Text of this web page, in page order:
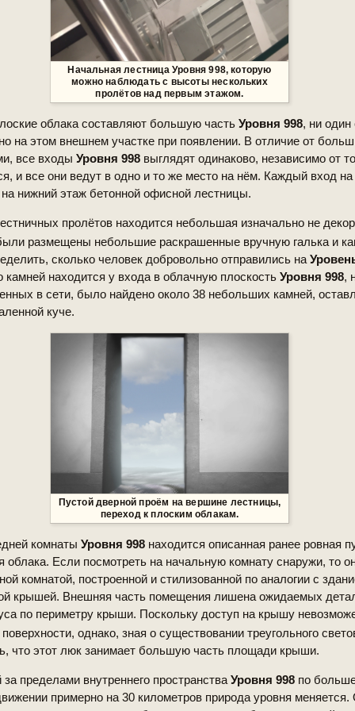
Начальная лестница Уровня 998, которую
можно наблюдать с высоты нескольких
пролётов над первым этажом.
облака составляют большую часть Уровня 998, ни один
на этом внешнем участке при появлении. В отличие от
все входы Уровня 998 выглядят одинаково, независимо от
и все они ведут в одно и то же место на нём. Каждый вход на
на нижний этаж бетонной офисной лестницы.
пролётов находится небольшая изначально не
размещены небольшие раскрашенные вручную галька и
сколько человек добровольно отправились на
камней находится у входа в облачную плоскость Уровня 998,
в сети, было найдено около 38 небольших камней,
куче.
Пустой дверной проём на вершине лестницы,
переход к плоским облакам.
комнаты Уровня 998 находится описанная ранее ровная
Если посмотреть на начальную комнату снаружи, то
комнатой, построенной и стилизованной по аналогии с
крышей. Внешняя часть помещения лишена ожидаемых
по периметру крыши. Поскольку доступ на крышу
однако, зная о существовании треугольного
что этот люк занимает большую часть площади крыши.
пределами внутреннего пространства Уровня 998 по
примерно на 30 километров природа уровня меняется.